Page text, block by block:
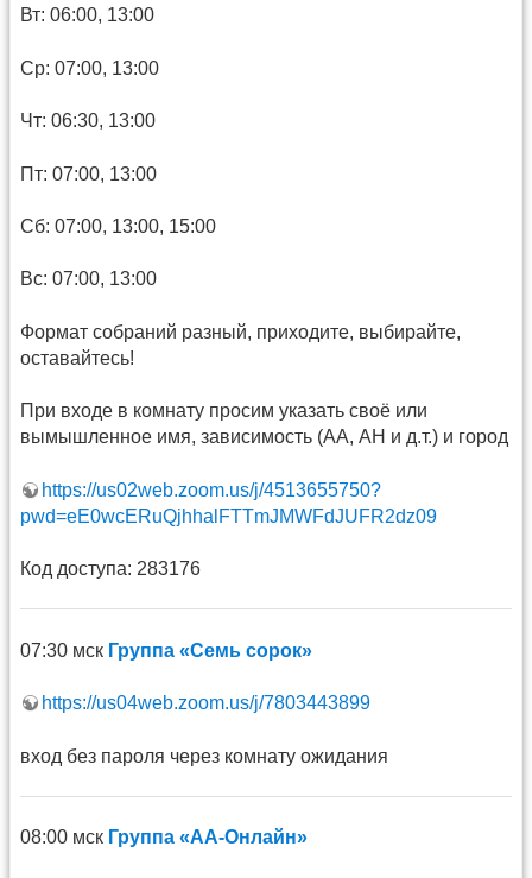
Вт: 06:00, 13:00
Ср: 07:00, 13:00
Чт: 06:30, 13:00
Пт: 07:00, 13:00
Сб: 07:00, 13:00, 15:00
Вс: 07:00, 13:00
Формат собраний разный, приходите, выбирайте,
оставайтесь!
При входе в комнату просим указать своё или
вымышленное имя, зависимость (АА, АН и д.т.) и город
https://us02web.zoom.us/j/4513655750?
pwd=eE0wcERuQjhhalFTTmJMWFdJUFR2dz09
Код доступа: 283176
07:30 мск Группа «Семь сорок»
https://us04web.zoom.us/j/7803443899
вход без пароля через комнату ожидания
08:00 мск Группа «АА-Онлайн»